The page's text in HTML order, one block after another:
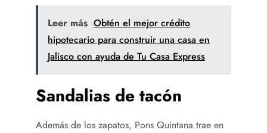
Leer más Obtén el mejor crédito
hipotecario para construir una casa en
Jalisco con ayuda de Tu Casa Express
Sandalias de tacón
Además de los zapatos, Pons Quintana trae en